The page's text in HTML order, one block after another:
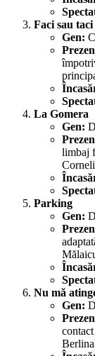
Faci sau taci
Gen:
La Gomera
Gen:
limbaj
Parking
Gen:
Nu mă
Gen: